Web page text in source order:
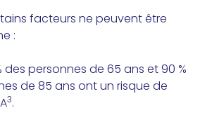
facteurs ne peuvent être
:
des personnes de 65 ans et 90 %
de 85 ans ont un risque de
3.